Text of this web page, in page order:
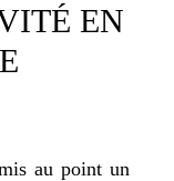
EN
au point un